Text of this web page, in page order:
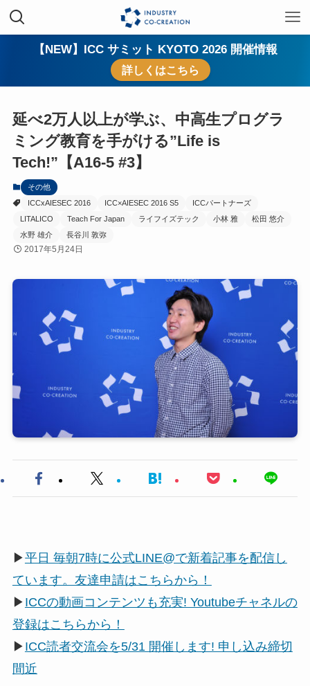
【NEW】ICC サミット KYOTO 2026 開催情報
詳しくはこちら
延べ2万人以上が学ぶ、中高生プログラ
ミング教育を手がける”Life is
Tech!”【A16-5 #3】
その他
ICCxAIESEC 2016
ICC×AIESEC 2016 S5
ICCパートナーズ
LITALICO
Teach For Japan ライフイズテック 小林 雅
松田 悠介
水野 雄介
長谷川 敦弥
2017年5月24日
▶平日 毎朝7時に公式LINE@で新着記事を配信し
ています。友達申請はこちらから！
▶ ICCの動画コンテンツも充実! Youtubeチャネルの
登録はこちらから！
▶ ICC読者交流会を5/31 開催します! 申し込み締切
間近